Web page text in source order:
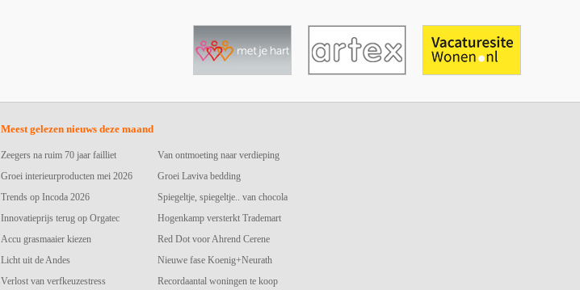
Meest gelezen nieuws deze maand
Zeegers na ruim 70 jaar failliet
Groei interieurproducten mei 2026
Trends op Incoda 2026
Innovatieprijs terug op Orgatec
Accu grasmaaier kiezen
Licht uit de Andes
Verlost van verfkeuzestress
Van ontmoeting naar verdieping
Groei Laviva bedding
Spiegeltje, spiegeltje.. van chocola
Hogenkamp versterkt Trademart
Red Dot voor Ahrend Cerene
Nieuwe fase Koenig+Neurath
Recordaantal woningen te koop